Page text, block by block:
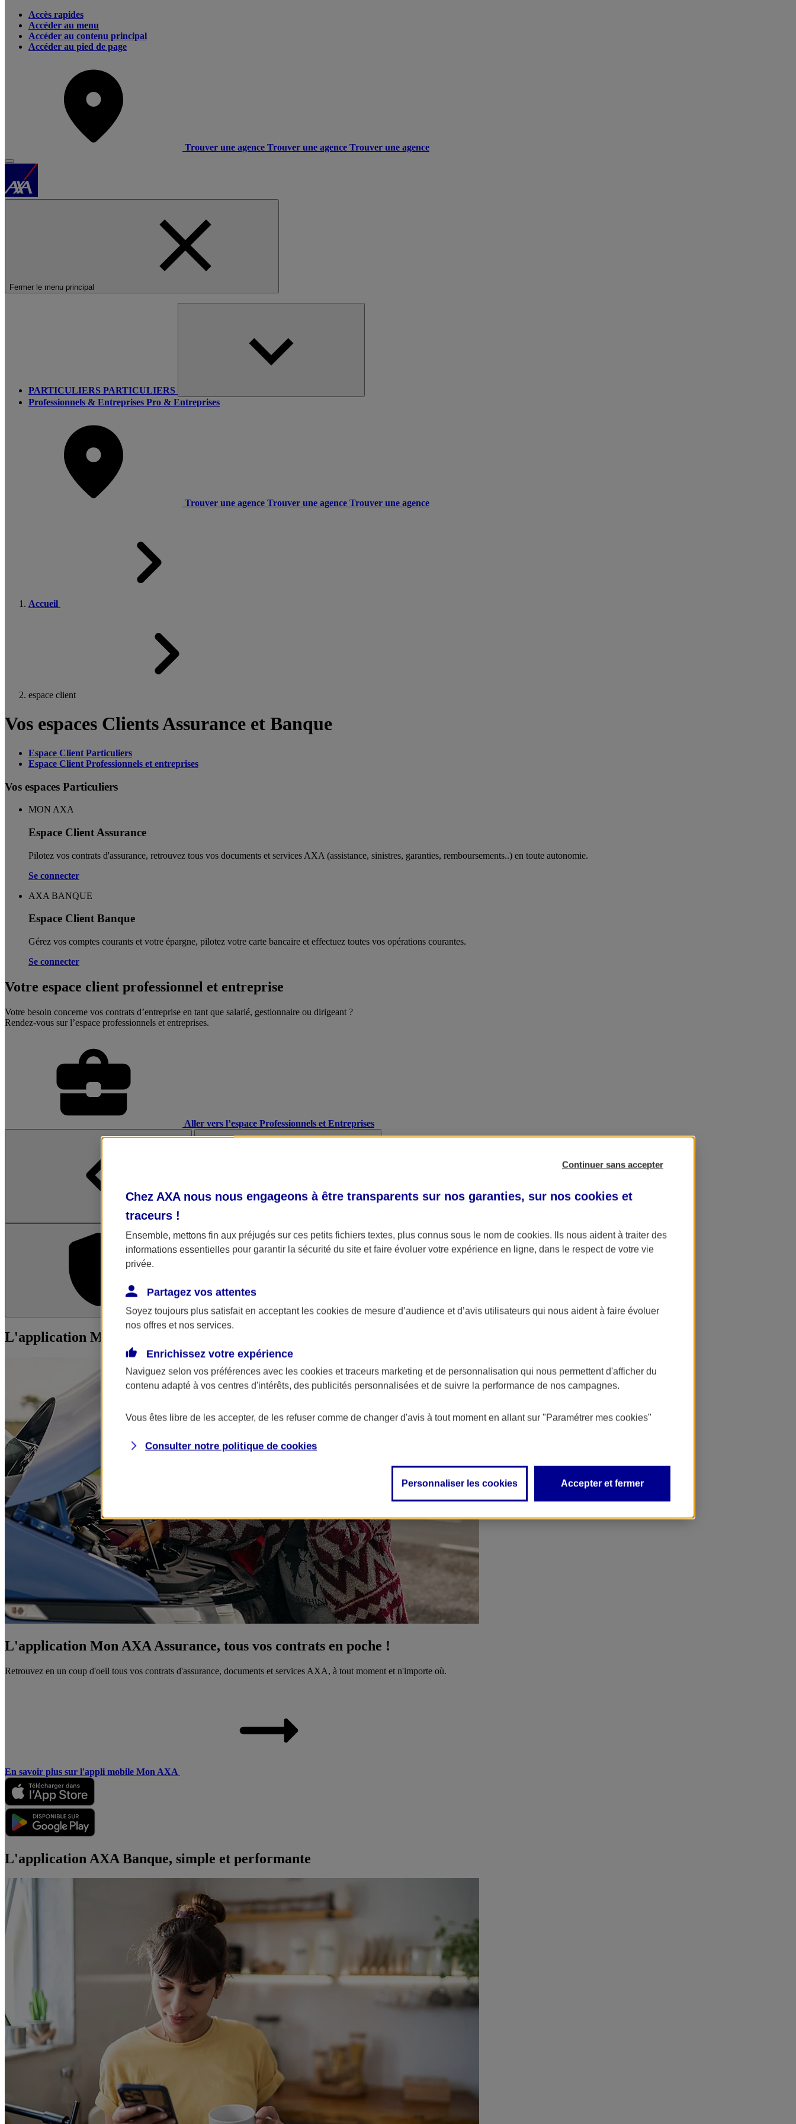
Accès rapides
Accéder au menu
Accéder au contenu principal
Accéder au pied de page
Trouver une agence Trouver une agence Trouver une agence
Fermer le menu principal
PARTICULIERS PARTICULIERS
Professionnels & Entreprises Pro & Entreprises
Trouver une agence Trouver une agence Trouver une agence
Accueil
espace client
Vos espaces Clients Assurance et Banque
Espace Client Particuliers
Espace Client Professionnels et entreprises
Vos espaces Particuliers
MON AXA
Espace Client Assurance
Pilotez vos contrats d'assurance, retrouvez tous vos documents et services AXA (assistance, sinistres, garanties, remboursements..) en toute autonomie. ​
Se connecter
AXA BANQUE
Espace Client Banque
Gérez vos comptes courants et votre épargne, pilotez votre carte bancaire et effectuez toutes vos opérations courantes.
Se connecter
Votre espace client professionnel et entreprise
Votre besoin concerne vos contrats d’entreprise en tant que salarié, gestionnaire ou dirigeant ?
Rendez-vous sur l’espace professionnels et entreprises.
Aller vers l’espace Professionnels et Entreprises
L'application Mon AXA Assurance L'application AXA Banque
L'application Mon AXA Assurance, tous vos contrats en poche !
L'application Mon AXA Assurance, tous vos contrats en poche !
Retrouvez en un coup d'oeil tous vos contrats d'assurance, documents et services AXA, à tout moment et n'importe où.
En savoir plus sur l'appli mobile Mon AXA
L'application AXA Banque, simple et performante
Continuer sans accepter
Chez AXA nous nous engageons à être transparents sur nos garanties, sur nos cookies et
traceurs !
Ensemble, mettons fin aux préjugés sur ces petits fichiers textes, plus connus sous le nom de cookies. Ils nous aident à traiter des
informations essentielles pour garantir la sécurité du site et faire évoluer votre expérience en ligne, dans le respect de votre vie
privée.
Partagez vos attentes
Soyez toujours plus satisfait en acceptant les cookies de mesure d’audience et d’avis utilisateurs qui nous aident à faire évoluer
nos offres et nos services.
Enrichissez votre expérience
Naviguez selon vos préférences avec les cookies et traceurs marketing et de personnalisation qui nous permettent d'afficher du
contenu adapté à vos centres d'intérêts, des publicités personnalisées et de suivre la performance de nos campagnes.
Vous êtes libre de les accepter, de les refuser comme de changer d'avis à tout moment en allant sur "Paramétrer mes cookies"
Consulter notre politique de cookies
Personnaliser les cookies Accepter et fermer